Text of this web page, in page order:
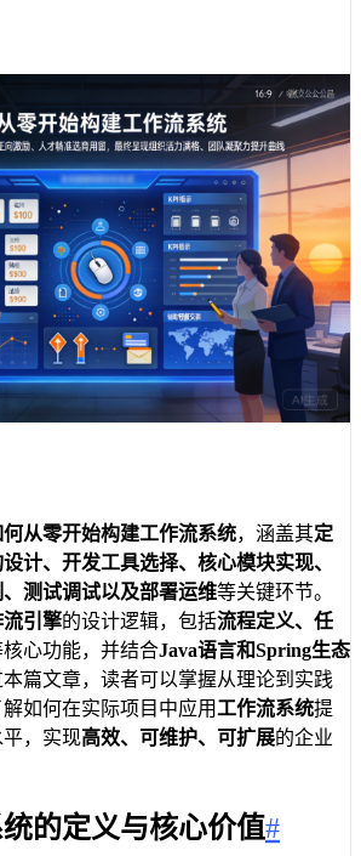
何从零开始构建工作流系统，涵盖其定
计、开发工具选择、核心模块实现、
测试调试以及部署运维等关键环节。
引擎的设计逻辑，包括流程定义、任
核心功能，并结合Java语言和Spring生态
篇文章，读者可以掌握从理论到实践
如何在实际项目中应用工作流系统提
，实现高效、可维护、可扩展的企业
的定义与核心价值#